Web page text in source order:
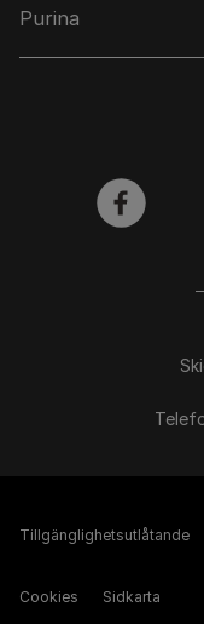
Purina
facebook
Tillgänglighetsutlåtande
Cookies Sidkarta